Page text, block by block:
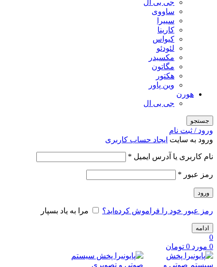
جی بی ال
ساووی
سییرا
کارینا
کیواس
لئودئو
مکسیدر
مگاتون
هکتور
وین پاور
هورن
جی بی ال
جستجو
ورود / ثبت نام
ورود به سایت ایجاد حساب کاربری
نام کاربری یا آدرس ایمیل *
رمز عبور *
ورود
رمز عبور خود را فراموش کرده‌اید؟ مرا به یاد بسپار
ادامه
0
0 مورد 0 تومان